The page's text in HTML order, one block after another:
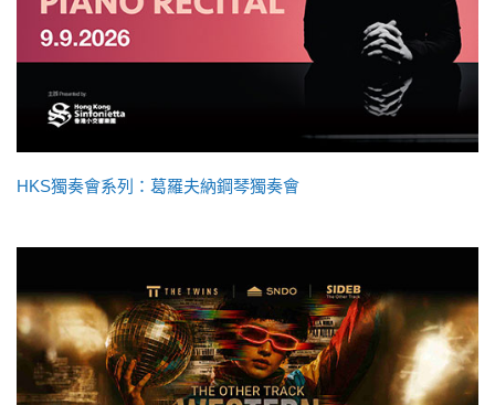
HKS獨奏會系列：葛羅夫納鋼琴獨奏會